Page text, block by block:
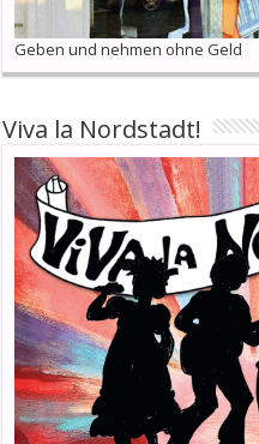
Geben und nehmen ohne Geld
Viva la Nordstadt!